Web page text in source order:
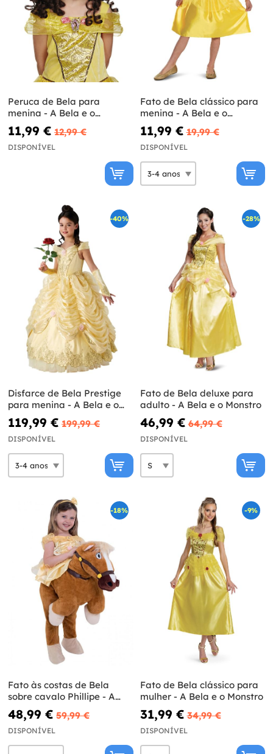
Peruca de Bela para
menina - A Bela e o
Monstro
11,99 € 12,99 €
DISPONÍVEL
Fato de Bela clássico para
menina - A Bela e o
Monstro
11,99 € 19,99 €
DISPONÍVEL
-40%
Disfarce de Bela Prestige
para menina - A Bela e o
Monstro
119,99 € 199,99 €
DISPONÍVEL
-28%
Fato de Bela deluxe para
adulto - A Bela e o Monstro
46,99 € 64,99 €
DISPONÍVEL
-18%
Fato às costas de Bela
sobre cavalo Phillipe - A
Bela e o Monstro
48,99 € 59,99 €
DISPONÍVEL
-9%
Fato de Bela clássico para
mulher - A Bela e o Monstro
31,99 € 34,99 €
DISPONÍVEL